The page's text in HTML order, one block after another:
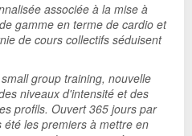
associée à la mise à
gamme en terme de cardio et
de cours collectifs séduisent
group training, nouvelle
niveaux d'intensité et des
profils. Ouvert 365 jours par
les premiers à mettre en